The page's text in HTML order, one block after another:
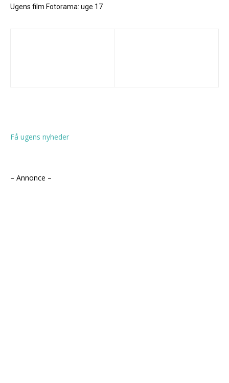
Ugens film Fotorama: uge 17
Få ugens nyheder
– Annonce –